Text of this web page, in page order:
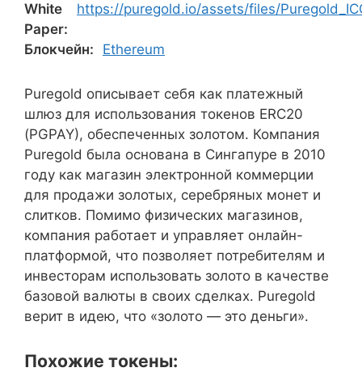
White
Paper:
https://puregold.io/assets/files/
Блокчейн: Ethereum
Puregold описывает себя как платежный
шлюз для использования токенов ERC20
(PGPAY), обеспеченных золотом. Компания
Puregold была основана в Сингапуре в 2010
году как магазин электронной коммерции
для продажи золотых, серебряных монет и
слитков. Помимо физических магазинов,
компания работает и управляет онлайн-
платформой, что позволяет потребителям и
инвесторам использовать золото в качестве
базовой валюты в своих сделках. Puregold
верит в идею, что «золото — это деньги».
Похожие токены: